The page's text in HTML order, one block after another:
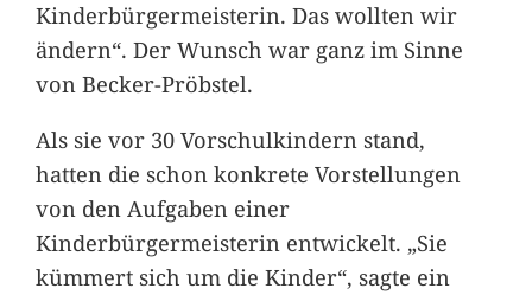
Kinderbürgermeisterin. Das wollten wir
ändern“. Der Wunsch war ganz im Sinne
von Becker-Pröbstel.
Als sie vor 30 Vorschulkindern stand,
hatten die schon konkrete Vorstellungen
von den Aufgaben einer
Kinderbürgermeisterin entwickelt. „Sie
kümmert sich um die Kinder“, sagte ein